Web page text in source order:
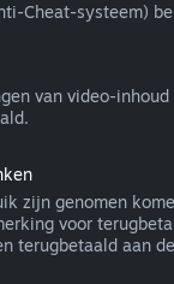
Cheat-systeem)
van video-
zijn genomen
voor
terugbetaald aan